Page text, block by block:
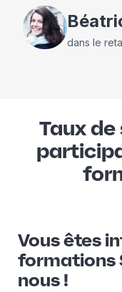
dans le
Taux
Vous êtes
formations
nous !​